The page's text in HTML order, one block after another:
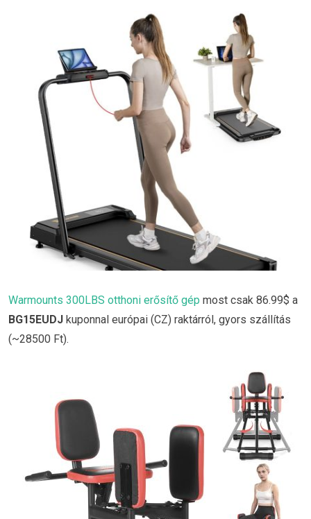
Warmounts 300LBS otthoni erősítő gép most csak 86.99$ a
BG15EUDJ kuponnal európai (CZ) raktárról, gyors szállítás
(~28500 Ft).